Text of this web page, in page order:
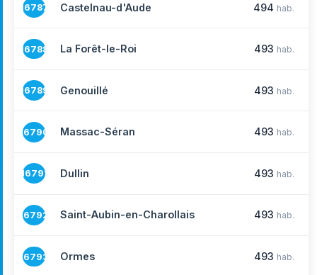
16787 Castelnau-d'Aude 494 hab.
16788 La Forêt-le-Roi 493 hab.
16789 Genouillé 493 hab.
16790 Massac-Séran 493 hab.
16791 Dullin 493 hab.
16792 Saint-Aubin-en-Charollais 493 hab.
16793 Ormes 493 hab.